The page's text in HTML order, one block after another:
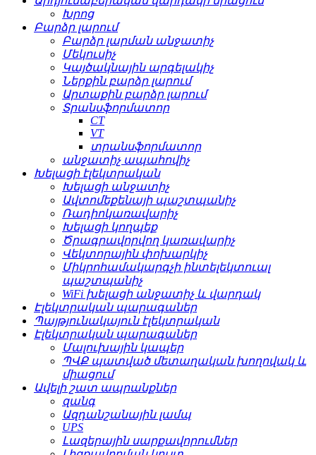
Խրոց
Բարձր լարում
Բարձր լարման անջատիչ
Մեկուսիչ
Կայծակնային արգելակիչ
Ներքին բարձր լարում
Արտաքին բարձր լարում
Տրանսֆորմատոր
CT
VT
տրանսֆորմատոր
անջատիչ ապահովիչ
Խելացի էլեկտրական
Խելացի անջատիչ
Ավտոմեքենայի պաշտպանիչ
Ռադիոկառավարիչ
Խելացի կողպեք
Ծրագրավորվող կառավարիչ
Վեկտորային փոխարկիչ
Միկրոհամակարգչի ինտելեկտուալ
պաշտպանիչ
WiFi խելացի անջատիչ և վարդակ
Էլեկտրական պարագաներ
Պայթյունակայուն էլեկտրական
Էլեկտրական պարագաներ
Մալուխային կապեր
ՊՎՔ պատված մետաղական խողովակ և
միացում
Ավելի շատ ապրանքներ
զանգ
Ազդանշանային լամպ
UPS
Լազերային սարքավորումներ